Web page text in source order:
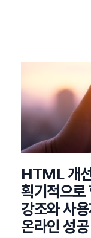
정부지원사업
HTML 개
획기적으로
강조와 사
온라인 성